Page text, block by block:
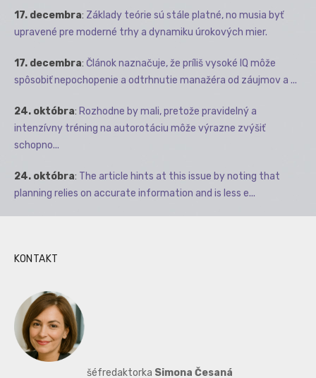
17. decembra: Základy teórie sú stále platné, no musia byť
upravené pre moderné trhy a dynamiku úrokových mier.
17. decembra: Článok naznačuje, že príliš vysoké IQ môže
spôsobiť nepochopenie a odtrhnutie manažéra od záujmov a ...
24. októbra: Rozhodne by mali, pretože pravidelný a
intenzívny tréning na autorotáciu môže výrazne zvýšiť
schopno...
24. októbra: The article hints at this issue by noting that
planning relies on accurate information and is less e...
KONTAKT
šéfredaktorka Simona Česaná